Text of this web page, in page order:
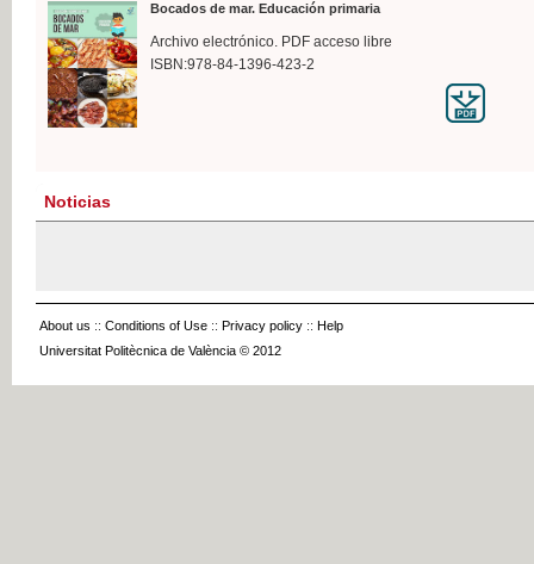
Bocados de mar. Educación primaria
Archivo electrónico. PDF acceso libre
ISBN:978-84-1396-423-2
Noticias
About us :: Conditions of Use :: Privacy policy :: Help
Universitat Politècnica de València © 2012